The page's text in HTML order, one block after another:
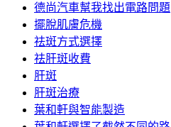
德尚汽車幫我找出電路問題
擺脫肌膚危機
祛斑方式選擇
祛肝斑收費
肝斑
肝斑治療
葉和軒與智能製造